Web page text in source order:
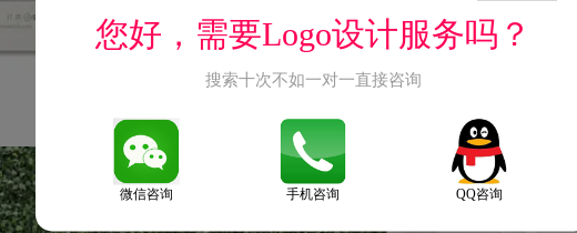
您好，需要Logo设计服务吗？
搜索十次不如一对一直接咨询
微信咨询 手机咨询 QQ咨询